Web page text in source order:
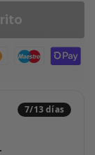
7/13 días